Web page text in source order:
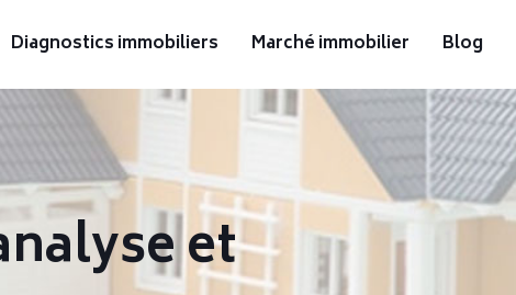
Diagnostics immobiliers Marché immobilier Blog
et